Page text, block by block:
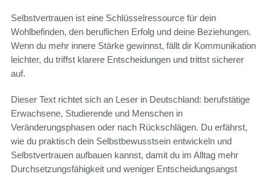
Selbstvertrauen ist eine Schlüsselressource für dein
Wohlbefinden, den beruflichen Erfolg und deine Beziehungen.
Wenn du mehr innere Stärke gewinnst, fällt dir Kommunikation
leichter, du triffst klarere Entscheidungen und trittst sicherer
auf.
Dieser Text richtet sich an Leser in Deutschland: berufstätige
Erwachsene, Studierende und Menschen in
Veränderungsphasen oder nach Rückschlägen. Du erfährst,
wie du praktisch dein Selbstbewusstsein entwickeln und
Selbstvertrauen aufbauen kannst, damit du im Alltag mehr
Durchsetzungsfähigkeit und weniger Entscheidungsangst